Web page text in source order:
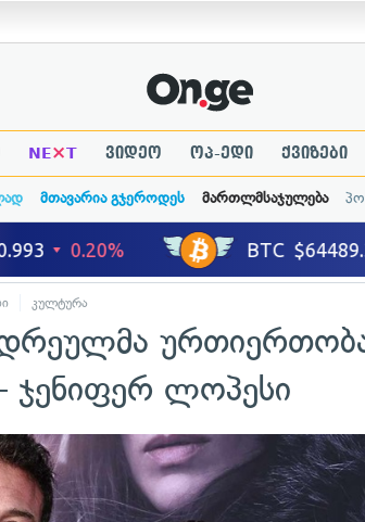
NE×T ვიდეო ოპ-ედი ქვიზები
მთავარია გჯეროდეს მართლმსაჯულება
კულტურა
ჯენიფერ ლოპესი